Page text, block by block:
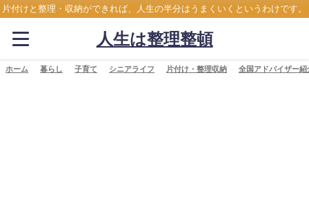
片付けと整理・収納ができれば、人生の半分はうまくいくというわけです。
人生は整理整頓
ホーム 暮らし 子育て シニアライフ 片付け・整理収納 全国アドバイザー紹